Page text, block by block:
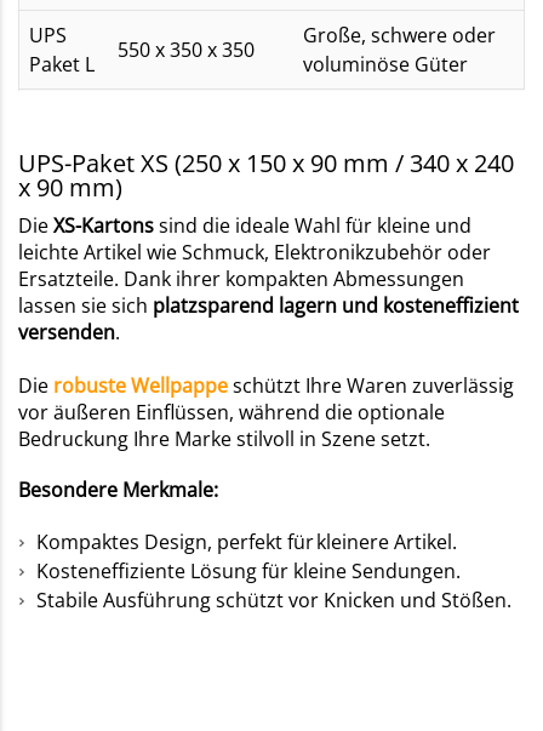
UPS
Paket L
550 x 350 x 350
Große, schwere oder
voluminöse Güter
UPS-Paket XS (250 x 150 x 90 mm / 340 x 240
x 90 mm)
DieXS-Kartonssind die ideale Wahl für kleine und
leichte Artikel wie Schmuck, Elektronikzubehör oder
Ersatzteile. Dank ihrer kompakten Abmessungen
lassen sie sich platzsparend lagern und kosteneffizient
versenden.
Die robuste Wellpappeschützt Ihre Waren zuverlässig
vor äußeren Einflüssen, während die optionale
Bedruckung Ihre Marke stilvoll in Szene setzt.
Besondere Merkmale:
Kompaktes Design, perfekt für kleinere Artikel.
Kosteneffiziente Lösung für kleine Sendungen.
Stabile Ausführung schützt vor Knicken und Stößen.